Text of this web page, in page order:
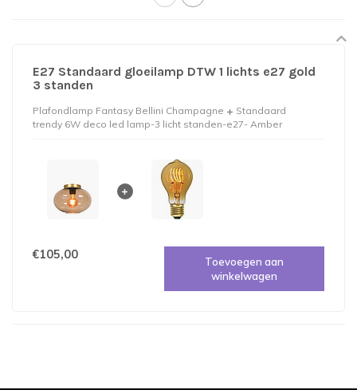
E27 Standaard gloeilamp DTW 1 lichts e27 gold
3 standen
Plafondlamp Fantasy Bellini Champagne
Standaard
trendy 6W deco led lamp-3 licht standen-e27- Amber
€105,00
Toevoegen aan
winkelwagen